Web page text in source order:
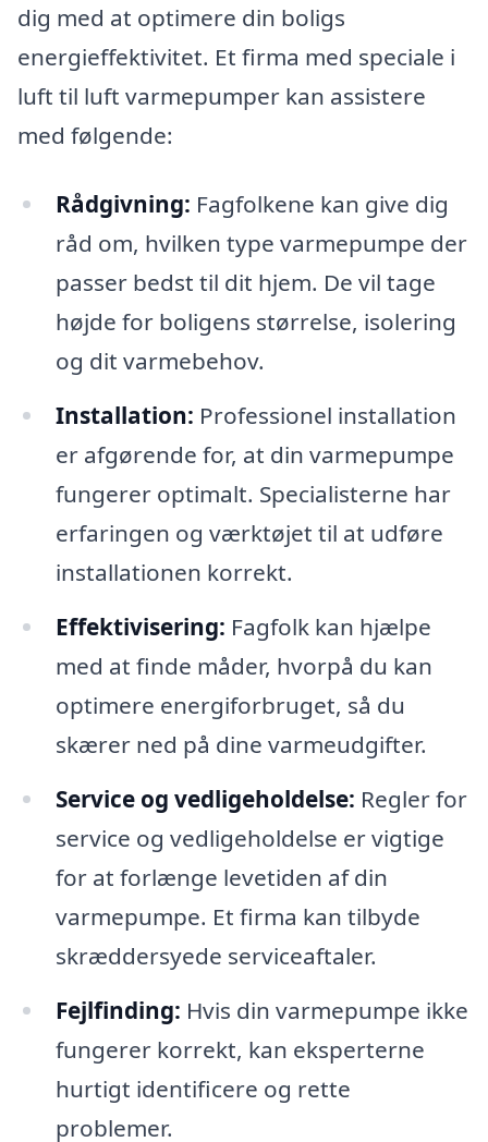
dig med at optimere din boligs
energieffektivitet. Et firma med speciale i
luft til luft varmepumper kan assistere
med følgende:
Rådgivning: Fagfolkene kan give dig
råd om, hvilken type varmepumpe der
passer bedst til dit hjem. De vil tage
højde for boligens størrelse, isolering
og dit varmebehov.
Installation: Professionel installation
er afgørende for, at din varmepumpe
fungerer optimalt. Specialisterne har
erfaringen og værktøjet til at udføre
installationen korrekt.
Effektivisering: Fagfolk kan hjælpe
med at finde måder, hvorpå du kan
optimere energiforbruget, så du
skærer ned på dine varmeudgifter.
Service og vedligeholdelse: Regler for
service og vedligeholdelse er vigtige
for at forlænge levetiden af din
varmepumpe. Et firma kan tilbyde
skræddersyede serviceaftaler.
Fejlfinding: Hvis din varmepumpe ikke
fungerer korrekt, kan eksperterne
hurtigt identificere og rette
problemer.